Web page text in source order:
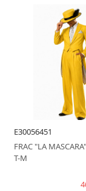
E30056451
FRAC "LA
T-M